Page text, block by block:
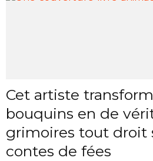
Cet artiste
bouquins en de
grimoires tout droit
contes de fées